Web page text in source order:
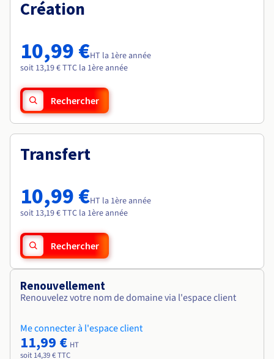
Tarifs
Roadmap & Changelog
Observabilité
Roadmap & Changelog
Roadmap & Changelog
Roadmap & Changelog
Roadmap & Changelog
Création
10,99 €HT la 1ère année
soit 13,19 € TTC la 1ère année
Rechercher
Transfert
10,99 €HT la 1ère année
soit 13,19 € TTC la 1ère année
Rechercher
Renouvellement
Renouvelez votre nom de domaine via l'espace client
Me connecter à l'espace client
11,99 € HT
soit 14,39 € TTC